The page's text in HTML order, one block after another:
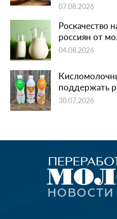
07.08.2026
Роскачество
россиян от
04.08.2026
поддержать
30.07.2026